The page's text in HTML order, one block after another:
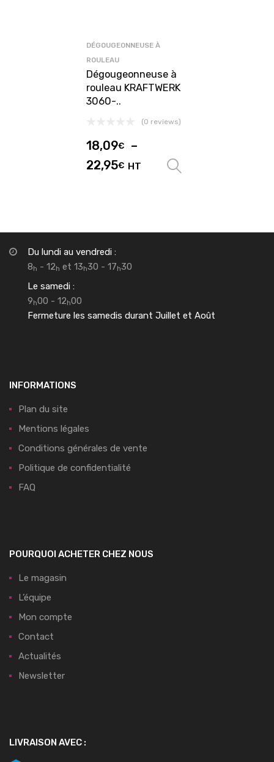
DÉGOUGEONNEUSE À
ROULEAU
Dégougeonneuse à
rouleau KRAFTWERK
3060-..
(0 reviews)
18,09€
–
22,95€ HT
Du lundi au vendredi :
8h - 12h et 13h30 - 17h30
Le samedi :
9h00 - 12h00
Fermeture les samedis durant Juillet et Août
INFORMATIONS
Plan du site
Mentions légales
Conditions générales de vente
Politique de confidentialité
FAQ
POURQUOI ACHETER CHEZ NOUS
Le magasin
L’équipe
Mon compte
Contact
Actualités
Newsletter
LIVRAISON AVEC :